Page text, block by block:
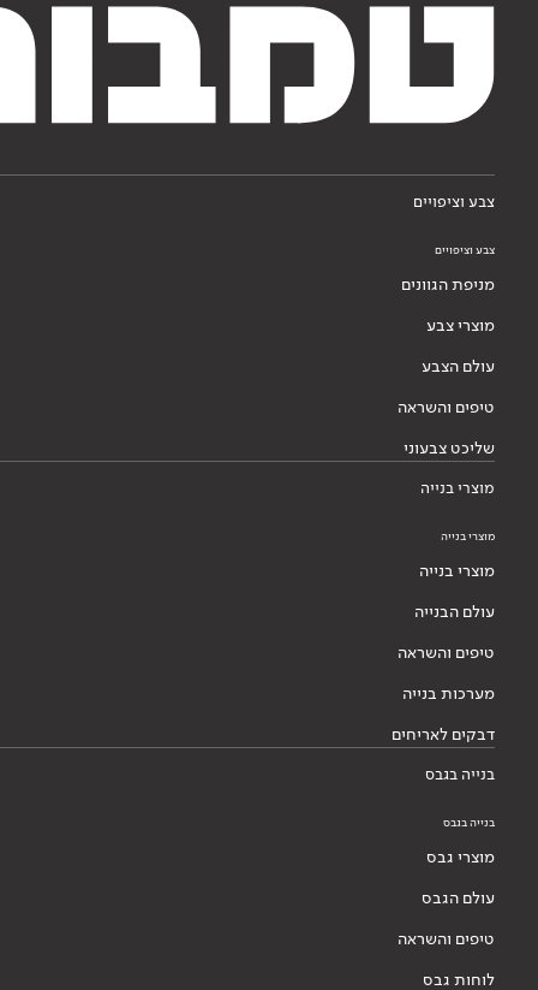
צבע וציפויים
צבע וציפויים
מניפת הגוונים
מוצרי צבע
עולם הצבע
טיפים והשראה
שליכט צבעוני
מוצרי בנייה
מוצרי בנייה
מוצרי בנייה
עולם הבנייה
טיפים והשראה
מערכות בנייה
דבקים לאריחים
בנייה בגבס
בנייה בגבס
מוצרי גבס
עולם הגבס
טיפים והשראה
לוחות גבס